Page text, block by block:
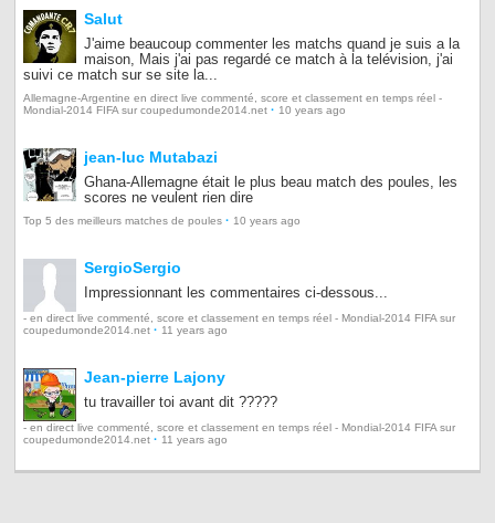
Salut
J'aime beaucoup commenter les matchs quand je suis a la
maison, Mais j'ai pas regardé ce match à la telévision, j'ai
suivi ce match sur se site la...
Allemagne-Argentine en direct live commenté, score et classement en temps réel -
Mondial-2014 FIFA sur coupedumonde2014.net · 10 years ago
jean-luc Mutabazi
Ghana-Allemagne était le plus beau match des poules, les
scores ne veulent rien dire
Top 5 des meilleurs matches de poules · 10 years ago
SergioSergio
Impressionnant les commentaires ci-dessous...
- en direct live commenté, score et classement en temps réel - Mondial-2014 FIFA sur
coupedumonde2014.net · 11 years ago
Jean-pierre Lajony
tu travailler toi avant dit ?????
- en direct live commenté, score et classement en temps réel - Mondial-2014 FIFA sur
coupedumonde2014.net · 11 years ago